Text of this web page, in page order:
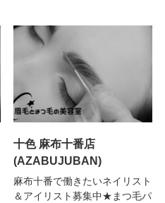
十色 麻布十番店
(AZABUJUBAN)
麻布十番で働きたいネイリスト
＆アイリスト募集中★まつ毛パ